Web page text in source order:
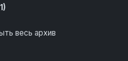
весь архив